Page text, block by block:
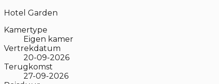
Hotel Garden
Kamertype
Eigen kamer
Vertrekdatum
20-09-2026
Terugkomst
27-09-2026